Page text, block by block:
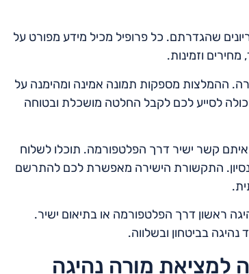
שהגדרתם. כל פרופיל מכיל מידע מפורט על
מחירים וזמינות.
ההמלצות מספקות תמונה אמינה ומהימנה על
לסייע לכם לקבל החלטה מושכלת ובטוחה
קשר ישיר דרך הפלטפורמה. תוכלו לשלוח
התקשורת הישירה מאפשרת לכם להתרשם
ראשון דרך הפלטפורמה או בתיאום ישיר.
בביטחון ובשלווה.
למציאת מורה נהיגה